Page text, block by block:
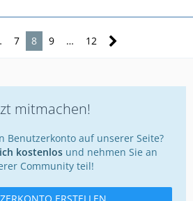
7 8 9 … 12
mitmachen!
Benutzerkonto auf unserer Seite?
kostenlosund nehmen Sie an
Community teil!
ERSTELLEN